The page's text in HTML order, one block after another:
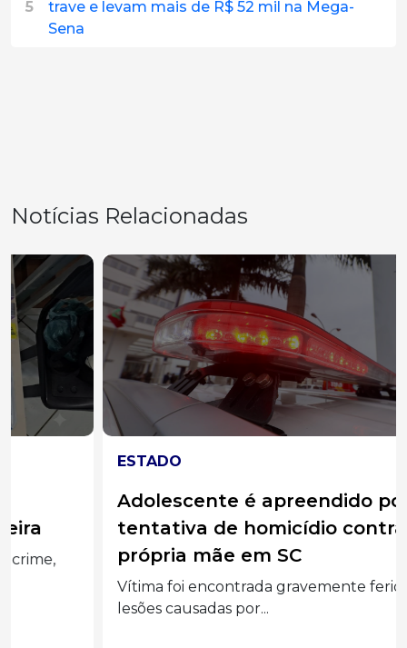
5
trave e levam mais de R$ 52 mil na Mega-
Sena
Notícias Relacionadas
Adolescente é apreendido por
tentativa de homicídio contra a
própria mãe em SC
Vítima foi encontrada gravemente ferida com
lesões causadas por...